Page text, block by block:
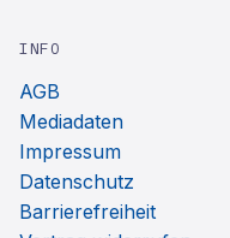
INFO
AGB
Mediadaten
Impressum
Datenschutz
Barrierefreiheit